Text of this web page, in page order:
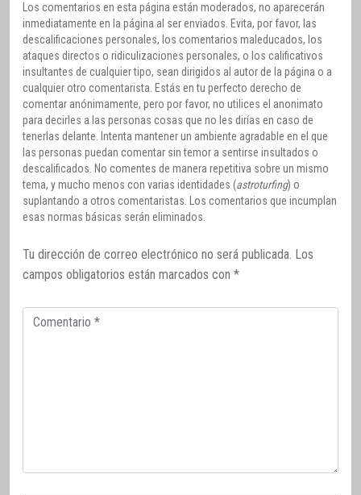
Los comentarios en esta página están moderados, no aparecerán
inmediatamente en la página al ser enviados. Evita, por favor, las
descalificaciones personales, los comentarios maleducados, los
ataques directos o ridiculizaciones personales, o los calificativos
insultantes de cualquier tipo, sean dirigidos al autor de la página o a
cualquier otro comentarista. Estás en tu perfecto derecho de
comentar anónimamente, pero por favor, no utilices el anonimato
para decirles a las personas cosas que no les dirías en caso de
tenerlas delante. Intenta mantener un ambiente agradable en el que
las personas puedan comentar sin temor a sentirse insultados o
descalificados. No comentes de manera repetitiva sobre un mismo
tema, y mucho menos con varias identidades (astroturfing) o
suplantando a otros comentaristas. Los comentarios que incumplan
esas normas básicas serán eliminados.
Tu dirección de correo electrónico no será publicada. Los
campos obligatorios están marcados con *
Comentario